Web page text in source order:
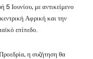
Ιουνίου, με αντικείμενο
Αφρική και την
επίπεδο.
η συζήτηση θα